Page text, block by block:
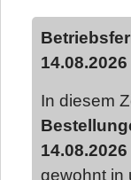
14.08.2026
In diesem
14.08.2026
gewohnt in